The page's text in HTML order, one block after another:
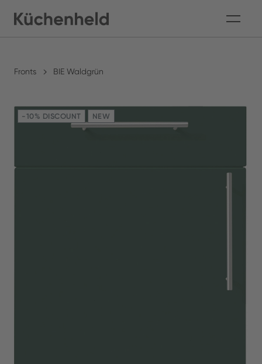
Fronts BIE Waldgrün
-10% DISCOUNT NEW